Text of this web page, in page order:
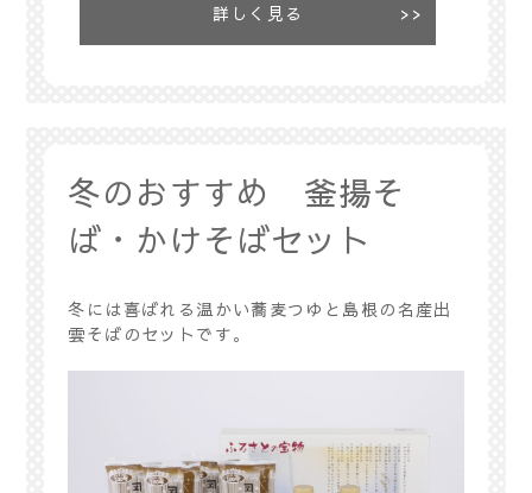
詳しく見る
冬のおすすめ 釜揚そ
ば・かけそばセット
冬には喜ばれる温かい蕎麦つゆと島根の名産出
雲そばのセットです。